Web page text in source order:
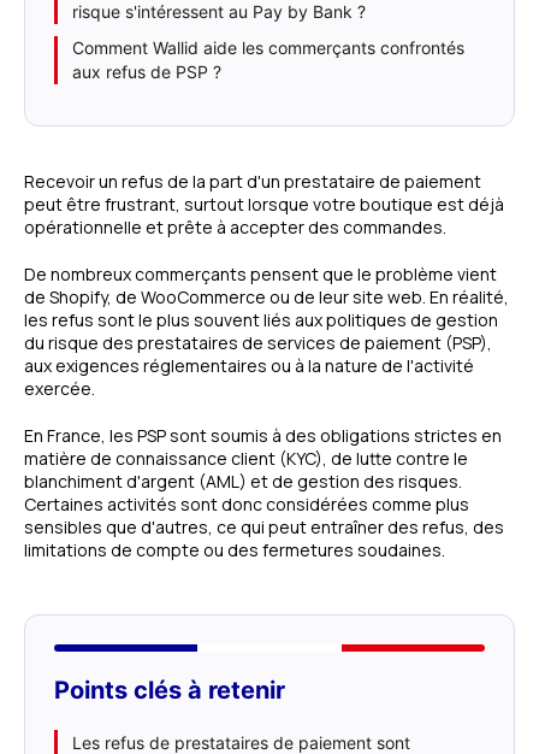
risque s'intéressent au Pay by Bank ?
Comment Wallid aide les commerçants confrontés
aux refus de PSP ?
Recevoir un refus de la part d'un prestataire de paiement
peut être frustrant, surtout lorsque votre boutique est déjà
opérationnelle et prête à accepter des commandes.
De nombreux commerçants pensent que le problème vient
de Shopify, de WooCommerce ou de leur site web. En réalité,
les refus sont le plus souvent liés aux politiques de gestion
du risque des prestataires de services de paiement (PSP),
aux exigences réglementaires ou à la nature de l'activité
exercée.
En France, les PSP sont soumis à des obligations strictes en
matière de connaissance client (KYC), de lutte contre le
blanchiment d'argent (AML) et de gestion des risques.
Certaines activités sont donc considérées comme plus
sensibles que d'autres, ce qui peut entraîner des refus, des
limitations de compte ou des fermetures soudaines.
Points clés à retenir
Les refus de prestataires de paiement sont